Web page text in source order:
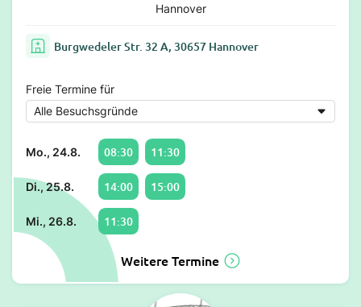
Hannover
Burgwedeler Str. 32 A, 30657 Hannover
Freie Termine für
Mo., 24.8. 08:30 11:30
Di., 25.8. 14:00 15:00
Mi., 26.8. 11:30
Weitere Termine